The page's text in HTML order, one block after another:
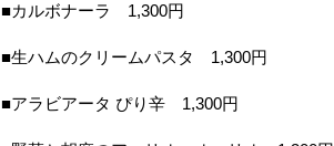
■カルボナーラ 1,300円
■生ハムのクリームパスタ 1,300円
■アラビアータ ぴり辛 1,300円